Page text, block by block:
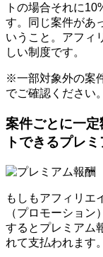
トの場合それに
す。同じ案件があ
いうこと。アフィ
しい制度です。
※一部対象外の案
でご確認ください。
案件ごとに一
トできるプレ
もしもアフィリエ
（プロモーショ
するとプレミアム
れて支払われます。